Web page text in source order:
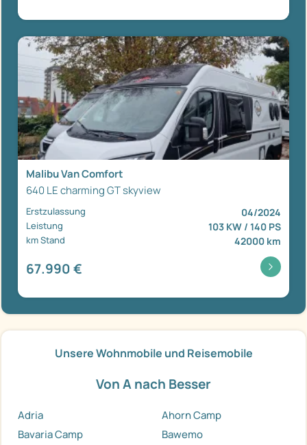
Malibu Van Comfort
640 LE charming GT skyview
Erstzulassung 04/2024
Leistung 103 KW / 140 PS
km Stand 42000 km
67.990 €
Unsere Wohnmobile und Reisemobile
Von A nach Besser
Adria
Ahorn Camp
Bavaria Camp
Bawemo